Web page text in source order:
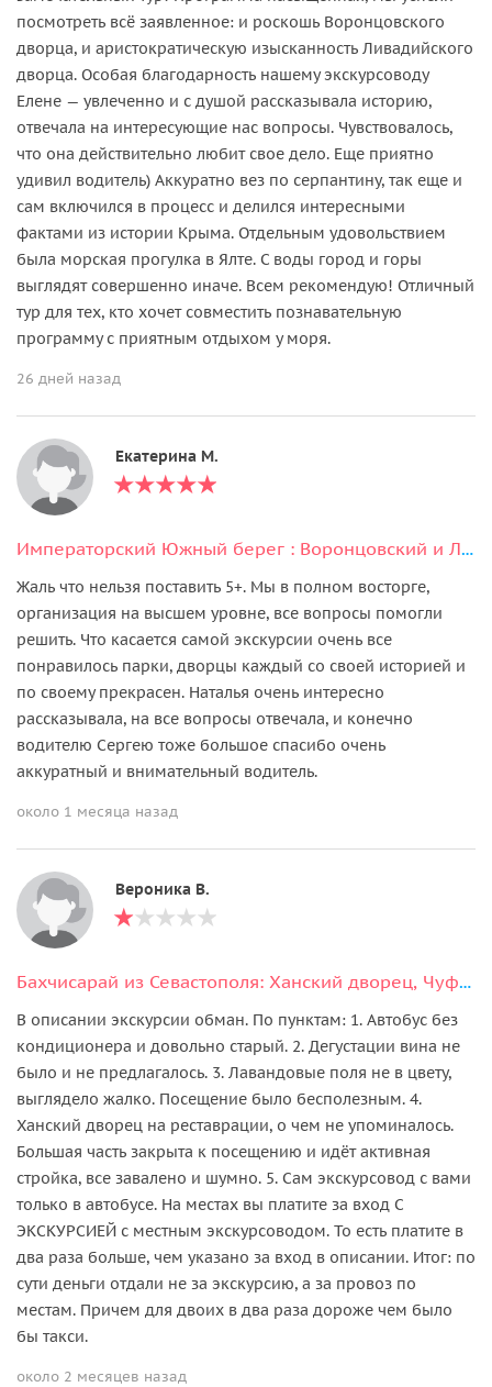
посмотреть всё заявленное: и роскошь Воронцовского
дворца, и аристократическую изысканность Ливадийского
дворца. Особая благодарность нашему экскурсоводу
Елене — увлеченно и с душой рассказывала историю,
отвечала на интересующие нас вопросы. Чувствовалось,
что она действительно любит свое дело. Еще приятно
удивил водитель) Аккуратно вез по серпантину, так еще и
сам включился в процесс и делился интересными
фактами из истории Крыма. Отдельным удовольствием
была морская прогулка в Ялте. С воды город и горы
выглядят совершенно иначе. Всем рекомендую! Отличный
тур для тех, кто хочет совместить познавательную
программу с приятным отдыхом у моря.
26 дней назад
Екатерина М.
Императорский Южный берег : Воронцовский и Ливадийский дворцы, Ялта
Жаль что нельзя поставить 5+. Мы в полном восторге,
организация на высшем уровне, все вопросы помогли
решить. Что касается самой экскурсии очень все
понравилось парки, дворцы каждый со своей историей и
по своему прекрасен. Наталья очень интересно
рассказывала, на все вопросы отвечала, и конечно
водителю Сергею тоже большое спасибо очень
аккуратный и внимательный водитель.
около 1 месяца назад
Вероника В.
Бахчисарай из Севастополя: Ханский дворец, Чуфут-Кале, Скальный монастырь.
В описании экскурсии обман. По пунктам: 1. Автобус без
кондиционера и довольно старый. 2. Дегустации вина не
было и не предлагалось. 3. Лавандовые поля не в цвету,
выглядело жалко. Посещение было бесполезным. 4.
Ханский дворец на реставрации, о чем не упоминалось.
Большая часть закрыта к посещению и идёт активная
стройка, все завалено и шумно. 5. Сам экскурсовод с вами
только в автобусе. На местах вы платите за вход С
ЭКСКУРСИЕЙ с местным экскурсоводом. То есть платите в
два раза больше, чем указано за вход в описании. Итог: по
сути деньги отдали не за экскурсию, а за провоз по
местам. Причем для двоих в два раза дороже чем было
бы такси.
около 2 месяцев назад